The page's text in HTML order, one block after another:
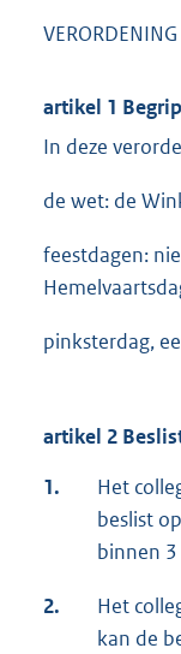
artikel 1
In deze
de wet: de
feestdagen:
pinksterdag,
artikel 2
1.
Het
beslist
binnen
2.
Het
kan de